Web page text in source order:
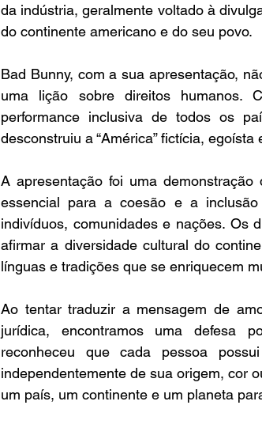
da indústria, geralmente voltado à
do continente americano e do seu povo.
Bad Bunny, com a sua apresentação,
uma lição sobre direitos humanos.
performance inclusiva de todos os
desconstruiu a “América” fictícia,
A apresentação foi uma
essencial para a coesão e a
indivíduos, comunidades e nações. Os
afirmar a diversidade cultural do
línguas e tradições que se enriquecem
Ao tentar traduzir a mensagem de
jurídica, encontramos uma defesa
reconheceu que cada pessoa
independentemente de sua origem, cor
um país, um continente e um planeta